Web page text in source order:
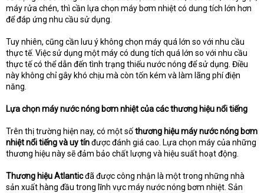
máy rửa chén, thì cần lựa chọn máy bơm nhiệt có dung tích lớn hơn
để đáp ứng nhu cầu sử dụng.
Tuy nhiên, cũng cần lưu ý không chọn máy quá lớn so với nhu cầu
thực tế. Việc sử dụng một máy có dung tích quá lớn so với nhu cầu
thực tế có thể dẫn đến tình trạng thiếu nước nóng để sử dụng. Điều
này không chỉ gây khó chịu mà còn tốn kém và làm lãng phí điện
năng.
Lựa chọn máy nước nóng bơm nhiệt của các thương hiệu nổi tiếng
Trên thị trường hiện nay, có một sốthương hiệu máy nước nóng bơm
nhiệt nổi tiếng và uy tínđược đánh giá cao. Lựa chọn máy của những
thương hiệu này sẽ đảm bảo chất lượng và hiệu suất hoạt động.
Thương hiệu Atlanticđã được công nhận là một trong những nhà
sản xuất hàng đầu trong lĩnh vực máy nước nóng bơm nhiệt. Sản